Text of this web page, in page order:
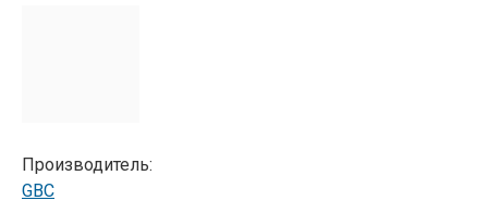
Производитель:
GBC